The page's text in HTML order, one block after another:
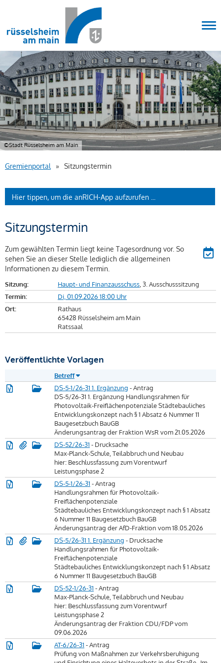
©Stadt Rüsselsheim am Main
Gremienportal » Sitzungstermin
Hier tippen, um die anRICH-App aufzurufen ...
Sitzungstermin
Zum gewählten Termin liegt keine Tagesordnung vor. So
sehen Sie an dieser Stelle lediglich die allgemeinen
Informationen zu diesem Termin.
Sitzung: Haupt- und Finanzausschuss , 3. Ausschusssitzung
Termin:
Di, 01.09.2026 18:00 Uhr
Ort:
Rathaus
65428 Rüsselsheim am Main
Ratssaal
Veröffentlichte Vorlagen
Betreff
DS-5-1/26-31 1. Ergänzung - Antrag
DS-5/26-31 1. Ergänzung Handlungsrahmen für
Photovoltaik-Freiflächenpotenziale Städtebauliches
Entwicklungskonzept nach § 1 Absatz 6 Nummer 11
Baugesetzbuch BauGB
Änderungsantrag der Fraktion WsR vom 21.05.2026
DS-52/26-31 - Drucksache
Max-Planck-Schule, Teilabbruch und Neubau
hier: Beschlussfassung zum Vorentwurf
Leistungsphase 2
DS-5-1/26-31 - Antrag
Handlungsrahmen für Photovoltaik-
Freiflächenpotenziale
Städtebauliches Entwicklungskonzept nach § 1 Absatz
6 Nummer 11 Baugesetzbuch BauGB
Änderungsantrag der AfD-Fraktion vom 18.05.2026
DS-5/26-31 1. Ergänzung - Drucksache
Handlungsrahmen für Photovoltaik-
Freiflächenpotenziale
Städtebauliches Entwicklungskonzept nach § 1 Absatz
6 Nummer 11 Baugesetzbuch BauGB
DS-52-1/26-31 - Antrag
Max-Planck-Schule, Teilabbruch und Neubau
hier: Beschlussfassung zum Vorentwurf
Leistungsphase 2
Änderungsantrag der Fraktion CDU/FDP vom
09.06.2026
AT-6/26-31 - Antrag
Prüfung von Maßnahmen zur Verkehrsberuhigung